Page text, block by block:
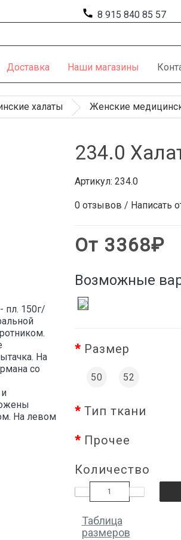
call 8 915 840 85 57
Доставка Наши магазины
халаты Женские
пл. 150г/
На
со
На левом
234.0
Артикул: 234.0
0 отзывов / Написать
От 3368₽
Возможные
Размер
50 52
Тип ткани
Прочее
Количество
Таблица
размеров